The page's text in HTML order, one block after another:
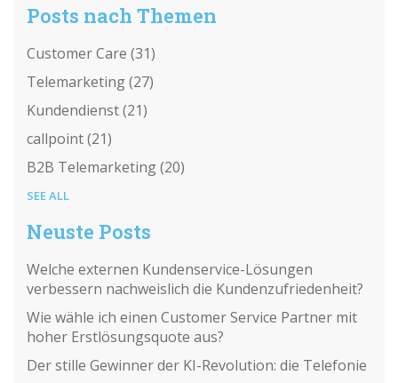
Posts nach Themen
Customer Care (31)
Telemarketing(27)
Kundendienst(21)
callpoint(21)
B2B Telemarketing(20)
SEE ALL
Neuste Posts
Welche externen Kundenservice-Lösungen
verbessern nachweislich die Kundenzufriedenheit?
Wie wähle ich einen Customer Service Partner mit
hoher Erstlösungsquote aus?
Der stille Gewinner der KI-Revolution: die Telefonie